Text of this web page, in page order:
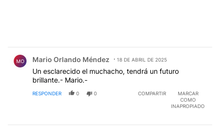
MO Mario Orlando Méndez 18 DE ABRIL DE 2025
Un esclarecido el muchacho, tendrá un futuro
brillante.- Mario.-
RESPONDER 0 0 COMPARTIR
MARCAR
COMO
INAPROPIADO